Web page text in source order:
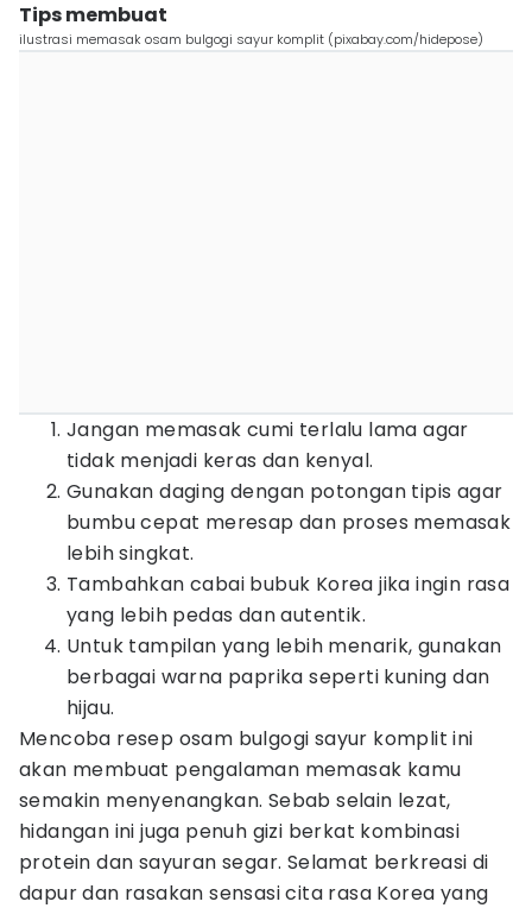
Tips membuat
ilustrasi memasak osam bulgogi sayur komplit (pixabay.com/hidepose)
Jangan memasak cumi terlalu lama agar
tidak menjadi keras dan kenyal.
Gunakan daging dengan potongan tipis agar
bumbu cepat meresap dan proses memasak
lebih singkat.
Tambahkan cabai bubuk Korea jika ingin rasa
yang lebih pedas dan autentik.
Untuk tampilan yang lebih menarik, gunakan
berbagai warna paprika seperti kuning dan
hijau.
Mencoba resep osam bulgogi sayur komplit ini
akan membuat pengalaman memasak kamu
semakin menyenangkan. Sebab selain lezat,
hidangan ini juga penuh gizi berkat kombinasi
protein dan sayuran segar. Selamat berkreasi di
dapur dan rasakan sensasi cita rasa Korea yang